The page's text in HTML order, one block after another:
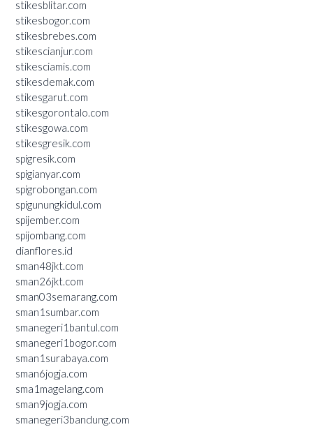
stikesblitar.com
stikesbogor.com
stikesbrebes.com
stikescianjur.com
stikesciamis.com
stikesdemak.com
stikesgarut.com
stikesgorontalo.com
stikesgowa.com
stikesgresik.com
spigresik.com
spigianyar.com
spigrobongan.com
spigunungkidul.com
spijember.com
spijombang.com
dianflores.id
sman48jkt.com
sman26jkt.com
sman03semarang.com
sman1sumbar.com
smanegeri1bantul.com
smanegeri1bogor.com
sman1surabaya.com
sman6jogja.com
sma1magelang.com
sman9jogja.com
smanegeri3bandung.com